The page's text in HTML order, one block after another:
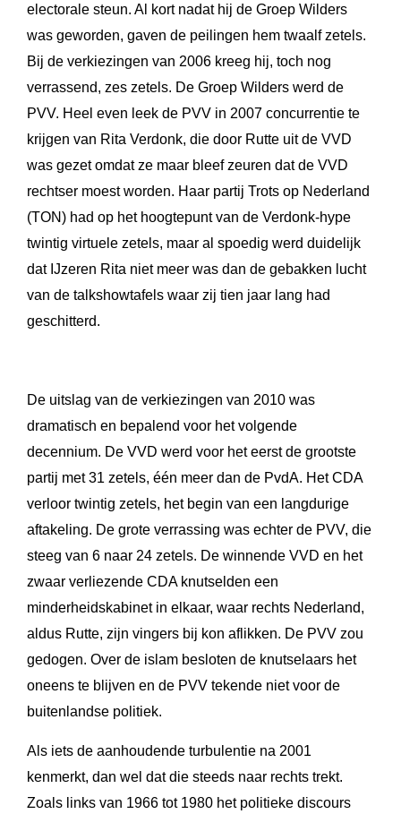
electorale steun. Al kort nadat hij de Groep Wilders
was geworden, gaven de peilingen hem twaalf zetels.
Bij de verkiezingen van 2006 kreeg hij, toch nog
verrassend, zes zetels. De Groep Wilders werd de
PVV. Heel even leek de PVV in 2007 concurrentie te
krijgen van Rita Verdonk, die door Rutte uit de VVD
was gezet omdat ze maar bleef zeuren dat de VVD
rechtser moest worden. Haar partij Trots op Nederland
(TON) had op het hoogtepunt van de Verdonk-hype
twintig virtuele zetels, maar al spoedig werd duidelijk
dat IJzeren Rita niet meer was dan de gebakken lucht
van de talkshowtafels waar zij tien jaar lang had
geschitterd.
De uitslag van de verkiezingen van 2010 was
dramatisch en bepalend voor het volgende
decennium. De VVD werd voor het eerst de grootste
partij met 31 zetels, één meer dan de PvdA. Het CDA
verloor twintig zetels, het begin van een langdurige
aftakeling. De grote verrassing was echter de PVV, die
steeg van 6 naar 24 zetels. De winnende VVD en het
zwaar verliezende CDA knutselden een
minderheidskabinet in elkaar, waar rechts Nederland,
aldus Rutte, zijn vingers bij kon aflikken. De PVV zou
gedogen. Over de islam besloten de knutselaars het
oneens te blijven en de PVV tekende niet voor de
buitenlandse politiek.
Als iets de aanhoudende turbulentie na 2001
kenmerkt, dan wel dat die steeds naar rechts trekt.
Zoals links van 1966 tot 1980 het politieke discours